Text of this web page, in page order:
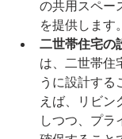
の共用スペー
を提供します。
二世帯住宅の
は、二世帯住
うに設計する
えば、リビン
しつつ、プラ